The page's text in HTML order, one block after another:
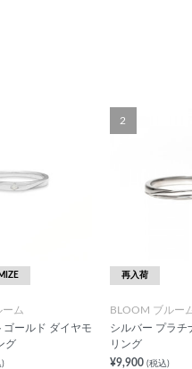
ム
ゴールド ダイヤモ
グ
)
2
再入荷
BLOOM ブルー
シルバー プラチ
リング
¥9,900 (税込)